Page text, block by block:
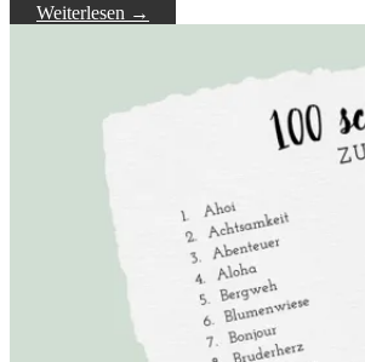
Weiterlesen →